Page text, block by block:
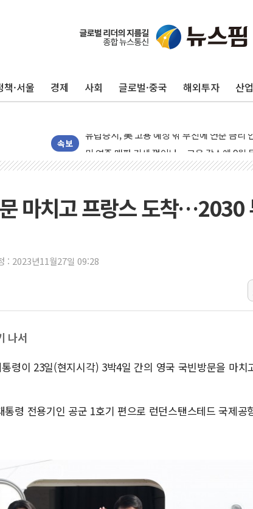
책·서울 경제 사회 글로벌·중국 해외투자 산업
속보
10월 보완수사권 폐지·공소청 출범…피해자
민주, 오늘 제주·인천 경선 결과 발표...'김민
뉴욕증시, 고용 쇼크에 금리 인상 우려 후퇴
트럼프, 쿡 연준 이사 해임 재추진…"26일까
미 연준 매파 기세 꺾이나…고용 감소에 9월
[종합] 이슬람 수니파 3국, '공동방위협정'
美 항소법원, 백악관 무도회장 공사 중단 명
이란 핵심 원유 수출항 '하르그섬', 최근 1주
뉴욕증시 프리뷰, 美 고용 쇼크에 금리 인
[종합] 美 7월 고용 2만3000명 감소 '쇼크'…9
[사진] 이슬람 수니파 3개국, 공동방위협정
뉴욕증시 개장 전 특징주...아틀라시안·클
보훈부, 미 DPAA와 MOU… "6·25 미군 실
트럼프 "금리 내려야"…파월 때와 달리 워시엔
마치고 프랑스 도착…2030
: 2023년11월27일 09:28
나서
령이 23일(현지시각) 3박4일 간의 영국 국빈방문을 마치
령 전용기인 공군 1호기 편으로 런던스탠스테드 국제공